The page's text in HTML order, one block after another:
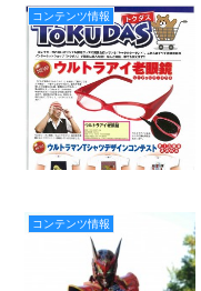
コンテンツ情報
コンテンツ情報